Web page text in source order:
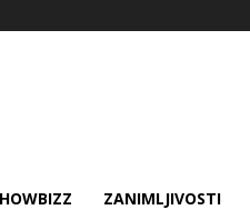
ZANIMLJIVOSTI